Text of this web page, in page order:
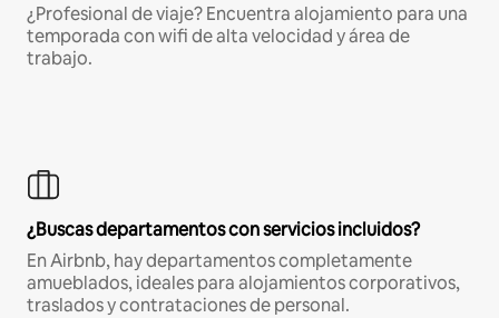
¿Profesional de viaje? Encuentra alojamiento para una
temporada con wifi de alta velocidad y área de
trabajo.
¿Buscas departamentos con servicios incluidos?
En Airbnb, hay departamentos completamente
amueblados, ideales para alojamientos corporativos,
traslados y contrataciones de personal.